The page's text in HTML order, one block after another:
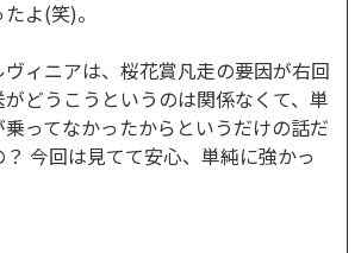
よ(笑)。
ィニアは、桜花賞凡走の要因が右回
どうこうというのは関係なくて、単
ってなかったからというだけの話だ
今回は見てて安心、単純に強かっ